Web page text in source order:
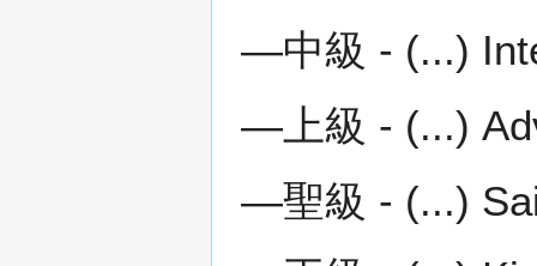
―中級 - (...)
―上級 - (...)
―聖級 - (...)